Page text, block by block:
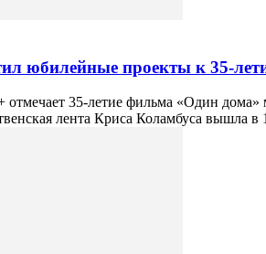
юбилейные проекты к 35-
отмечает 35-летие фильма «Один
лента Криса Коламбуса вышла в